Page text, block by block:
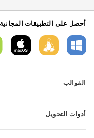
أحصل على التطبيقات المجانية
القوالب
قوالب المستندات النصية
قوالب الجداول
أدوات التحويل